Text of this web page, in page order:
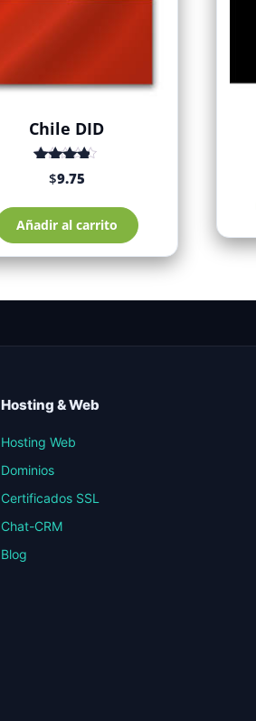
Chile DID
Valorado
conde
$9.75
Añadir al carrito
Hosting & Web
Hosting Web
Dominios
Certificados SSL
Chat-CRM
Blog